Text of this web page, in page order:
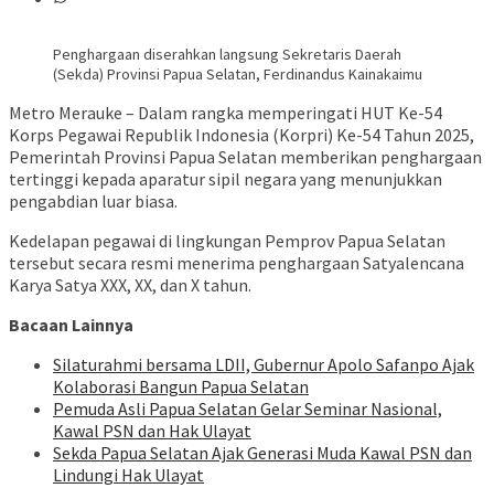
​Penghargaan diserahkan langsung Sekretaris Daerah
(Sekda) Provinsi Papua Selatan, Ferdinandus Kainakaimu
Metro Merauke – Dalam rangka memperingati HUT Ke-54
Korps Pegawai Republik Indonesia (Korpri) Ke-54 Tahun 2025,
Pemerintah Provinsi Papua Selatan memberikan penghargaan
tertinggi kepada aparatur sipil negara yang menunjukkan
pengabdian luar biasa.
Kedelapan pegawai di lingkungan Pemprov Papua Selatan
tersebut secara resmi menerima penghargaan Satyalencana
Karya Satya XXX, XX, dan X tahun.
Bacaan Lainnya
Silaturahmi bersama LDII, Gubernur Apolo Safanpo Ajak
Kolaborasi Bangun Papua Selatan
Pemuda Asli Papua Selatan Gelar Seminar Nasional,
Kawal PSN dan Hak Ulayat
Sekda Papua Selatan Ajak Generasi Muda Kawal PSN dan
Lindungi Hak Ulayat